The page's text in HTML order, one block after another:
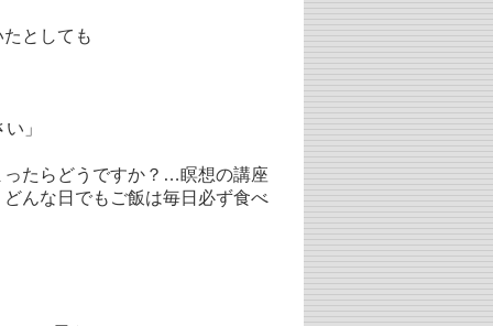
としても
」
たらどうですか？…瞑想の講座
んな日でもご飯は毎日必ず食べ